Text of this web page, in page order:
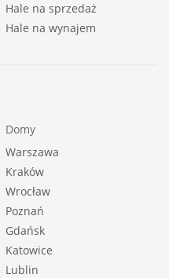
Hale na sprzedaż
Hale na wynajem
Domy
Warszawa
Kraków
Wrocław
Poznań
Gdańsk
Katowice
Lublin